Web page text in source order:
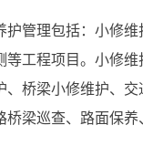
护管理包括：小修
等工程项目。小修
、桥梁小修维护、交
桥梁巡查、路面保